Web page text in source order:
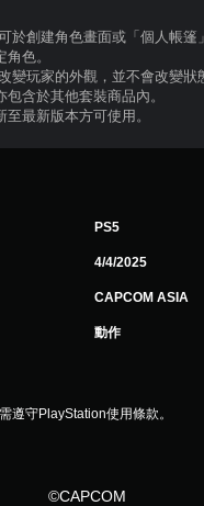
於創建角色畫面或「個人帳篷
色。
變玩家的外觀，並不會改變狀
含於其他套裝商品內。
最新版本方可使用。
PS5
4/4/2025
CAPCOM ASIA
動作
遵守PlayStation使用條款。
©CAPCOM